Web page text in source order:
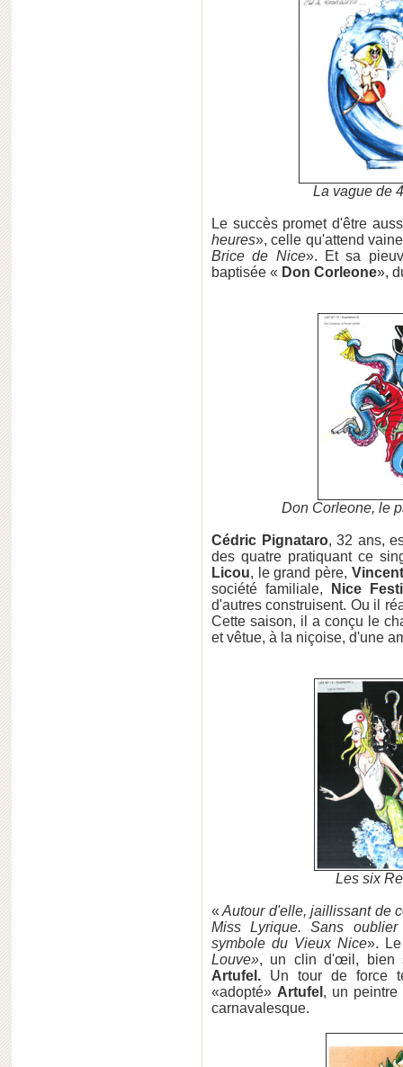
La vague de
Le succès promet d'être
heures», celle qu'attend
Brice de Nice». Et sa
baptisée « Don Corleone»,
Don Corleone, le
Cédric Pignataro, 32 ans,
des quatre pratiquant ce
Licou, le grand père, Vincent
société familiale,
Nice
d'autres construisent. Ou il
Cette saison, il a conçu le
et vêtue, à la niçoise, d'une
Les six
« Autour d'elle, jaillissant de
Miss Lyrique. Sans
symbole du Vieux Nice».
Louve», un clin d'œil, bien
Artufel. Un tour de force
«adopté» Artufel , un
carnavalesque.